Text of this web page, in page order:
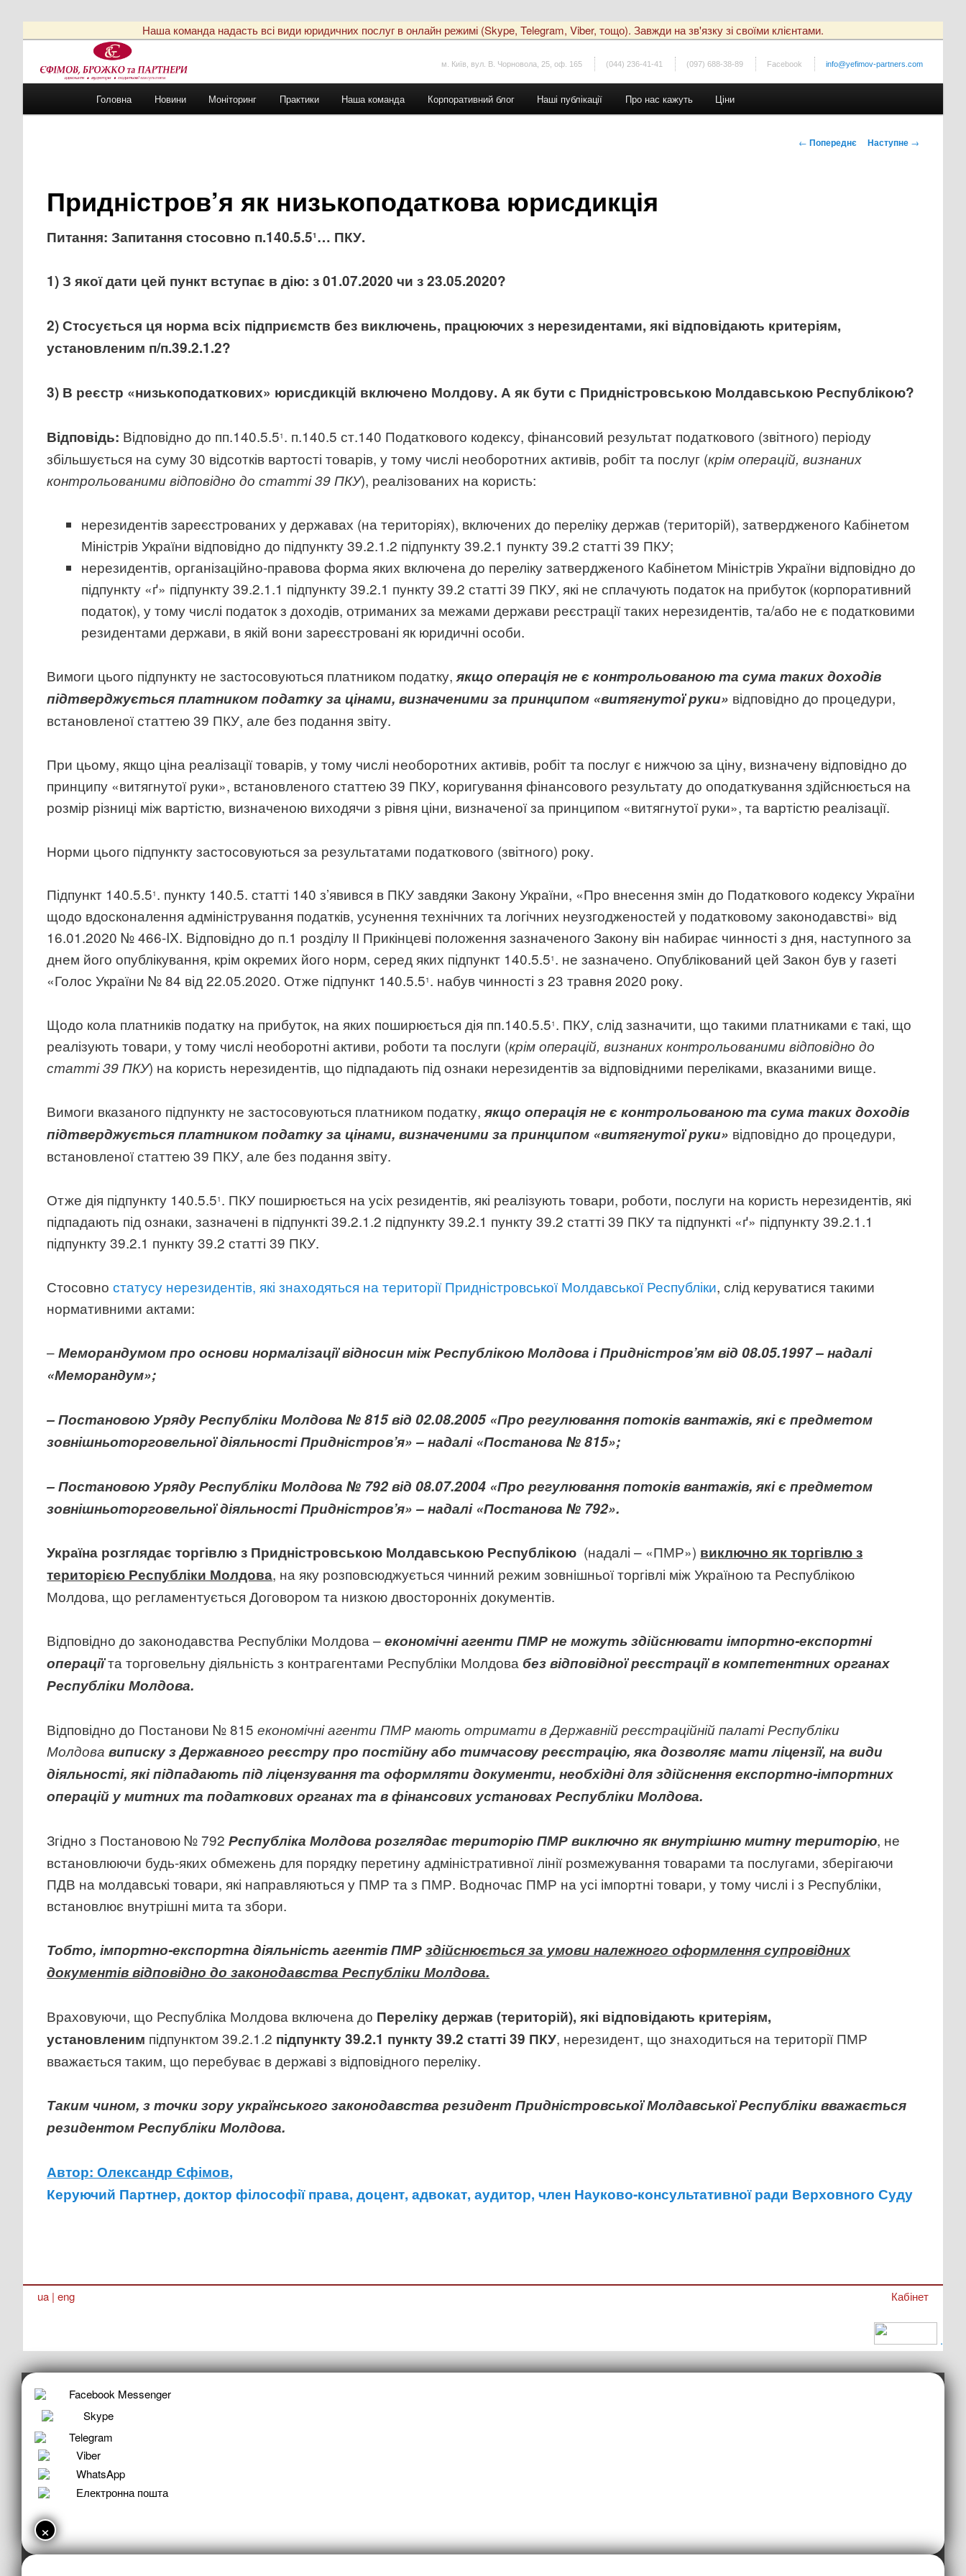
Наша команда надасть всі види юридичних послуг в онлайн режимі (Skype, Telegram, Viber, тощо). Завжди на зв'язку зі своїми клієнтами.
м. Київ, вул. В. Чорновола, 25, оф. 165 (044) 236-41-41 (097) 688-38-89 Facebook info@yefimov-partners.com
Перейти
вмісту
Головна Новини Моніторинг Практики Наша команда Корпоративний блог Наші публікації Про нас кажуть Ціни
Навігація
← Попереднє Наступне →
Придністров’я як низькоподаткова юрисдикція
Питання:Запитання стосовно п.140.5.51 … ПКУ.
1) З якої дати цей пункт вступає в дію: з 01.07.2020 чи з 23.05.2020?
2) Стосується ця норма всіх підприємств без виключень, працюючих з нерезидентами, які відповідають критеріям,
установленим п/п.39.2.1.2?
3) В реєстр «низькоподаткових» юрисдикцій включено Молдову. А як бути с Придністровською Молдавською Республікою?
Відповідь: Відповідно до пп.140.5.51 . п.140.5 ст.140 Податкового кодексу, фінансовий результат податкового (звітного) періоду
збільшується на суму 30 відсотків вартості товарів, у тому числі необоротних активів, робіт та послуг (крім операцій, визнаних
контрольованими відповідно до статті 39 ПКУ), реалізованих на користь:
нерезидентів зареєстрованих у державах (на територіях), включених до переліку держав (територій), затвердженого Кабінетом
Міністрів України відповідно до підпункту 39.2.1.2 підпункту 39.2.1 пункту 39.2 статті 39 ПКУ;
нерезидентів, організаційно-правова форма яких включена до переліку затвердженого Кабінетом Міністрів України відповідно до
підпункту «ґ» підпункту 39.2.1.1 підпункту 39.2.1 пункту 39.2 статті 39 ПКУ, які не сплачують податок на прибуток (корпоративний
податок), у тому числі податок з доходів, отриманих за межами держави реєстрації таких нерезидентів, та/або не є податковими
резидентами держави, в якій вони зареєстровані як юридичні особи.
Вимоги цього підпункту не застосовуються платником податку,якщо операція не є контрольованою та сума таких доходів
підтверджується платником податку за цінами, визначеними за принципом «витягнутої руки» відповідно до процедури,
встановленої статтею 39 ПКУ, але без подання звіту.
При цьому, якщо ціна реалізації товарів, у тому числі необоротних активів, робіт та послуг є нижчою за ціну, визначену відповідно до
принципу «витягнутої руки», встановленого статтею 39 ПКУ, коригування фінансового результату до оподаткування здійснюється на
розмір різниці між вартістю, визначеною виходячи з рівня ціни, визначеної за принципом «витягнутої руки», та вартістю реалізації.
Норми цього підпункту застосовуються за результатами податкового (звітного) року.
Підпункт 140.5.51 . пункту 140.5. статті 140 з’явився в ПКУ завдяки Закону України, «Про внесення змін до Податкового кодексу України
щодо вдосконалення адміністрування податків, усунення технічних та логічних неузгодженостей у податковому законодавстві» від
16.01.2020 № 466-IX. Відповідно до п.1 розділу ІІ Прикінцеві положення зазначеного Закону він набирає чинності з дня, наступного за
днем його опублікування, крім окремих його норм, серед яких підпункт 140.5.51 . не зазначено. Опублікований цей Закон був у газеті
«Голос України № 84 від 22.05.2020. Отже підпункт 140.5.51 . набув чинності з 23 травня 2020 року.
Щодо кола платників податку на прибуток, на яких поширюється дія пп.140.5.51 . ПКУ, слід зазначити, що такими платниками є такі, що
реалізують товари, у тому числі необоротні активи, роботи та послуги (крім операцій, визнаних контрольованими відповідно до
статті 39 ПКУ) на користь нерезидентів, що підпадають під ознаки нерезидентів за відповідними переліками, вказаними вище.
Вимоги вказаного підпункту не застосовуються платником податку,якщо операція не є контрольованою та сума таких доходів
підтверджується платником податку за цінами, визначеними за принципом «витягнутої руки» відповідно до процедури,
встановленої статтею 39 ПКУ, але без подання звіту.
Отже дія підпункту 140.5.51 . ПКУ поширюється на усіх резидентів, які реалізують товари, роботи, послуги на користь нерезидентів, які
підпадають під ознаки, зазначені в підпункті 39.2.1.2 підпункту 39.2.1 пункту 39.2 статті 39 ПКУ та підпункті «ґ» підпункту 39.2.1.1
підпункту 39.2.1 пункту 39.2 статті 39 ПКУ.
Стосовностатусу нерезидентів, які знаходяться на території Придністровської Молдавської Республіки, слід керуватися такими
нормативними актами:
–Меморандумом про основи нормалізації відносин між Республікою Молдова і Придністров’ям від 08.05.1997 – надалі
«Меморандум»;
– Постановою Уряду Республіки Молдова № 815 від 02.08.2005 «Про регулювання потоків вантажів, які є предметом
зовнішньоторговельної діяльності Придністров’я» – надалі «Постанова № 815»;
– Постановою Уряду Республіки Молдова № 792 від 08.07.2004 «Про регулювання потоків вантажів, які є предметом
зовнішньоторговельної діяльності Придністров’я» – надалі «Постанова № 792».
Україна розглядає торгівлю з Придністровською Молдавською Республікою (надалі – «ПМР») виключно як торгівлю з
територією Республіки Молдова, на яку розповсюджується чинний режим зовнішньої торгівлі між Україною та Республікою
Молдова, що регламентується Договором та низкою двосторонніх документів.
Відповідно до законодавства Республіки Молдова –економічні агенти ПМР не можуть здійснювати імпортно-експортні
операціїта торговельну діяльність з контрагентами Республіки Молдова без відповідної реєстрації в компетентних органах
Республіки Молдова.
Відповідно до Постанови № 815економічні агенти ПМР мають отримати в Державній реєстраційній палаті Республіки
Молдова виписку з Державного реєстру про постійну або тимчасову реєстрацію, яка дозволяє мати ліцензії, на види
діяльності, які підпадають під ліцензування та оформляти документи, необхідні для здійснення експортно-імпортних
операцій у митних та податкових органах та в фінансових установах Республіки Молдова.
Згідно з Постановою № 792Республіка Молдова розглядає територію ПМР виключно як внутрішню митну територію, не
встановлюючи будь-яких обмежень для порядку перетину адміністративної лінії розмежування товарами та послугами, зберігаючи
ПДВ на молдавські товари, які направляються у ПМР та з ПМР. Водночас ПМР на усі імпортні товари, у тому числі і з Республіки,
встановлює внутрішні мита та збори.
Тобто, імпортно-експортна діяльність агентів ПМРздійснюється за умови належного оформлення супровідних
документів відповідно до законодавства Республіки Молдова.
Враховуючи, що Республіка Молдова включена до Переліку держав (територій), які відповідають критеріям,
установленим підпунктом 39.2.1.2 підпункту 39.2.1 пункту 39.2 статті 39 ПКУ, нерезидент, що знаходиться на території ПМР
вважається таким, що перебуває в державі з відповідного переліку.
Таким чином, з точки зору українського законодавства резидент Придністровської Молдавської Республіки вважається
резидентом Республіки Молдова.
Автор: Олександр Єфімов,
Керуючий Партнер, доктор філософії права, доцент, адвокат, аудитор, член Науково-консультативної ради Верховного Суду
ua | eng Кабінет
.
Facebook Messenger
Skype
Telegram
Viber
WhatsApp
Електронна пошта
×